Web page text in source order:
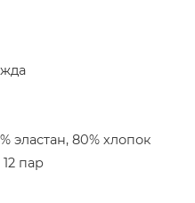
эластан, 80% хлопок
12 пар